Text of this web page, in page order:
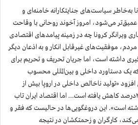
به‌خاطر سیاست‌های جنایتکارانه خامنه‌ای و
می‌شود، امروز آخوند روحانی با وقاحت
ویرانگر کرونا چه در زمینه پیامدهای اقتصادی
موفقیت‌های غیرقابل انکار و به اذعان دیگر
داشته است، اما جریان تحریف و تحریم برای
یک دستاورد داخلی و بین‌المللی محسوب
«تولید ناخالص داخلی در اروپا بیش از
۱۰درصد و در آمریکا بیش از ۳۰درصد کاهش یافته است… اما اقتصاد ایران تاب
است». این دروغگویی‌ها در حالیست که فقر و
می‌کند، کارگران و زحمتکشان در نتیجه